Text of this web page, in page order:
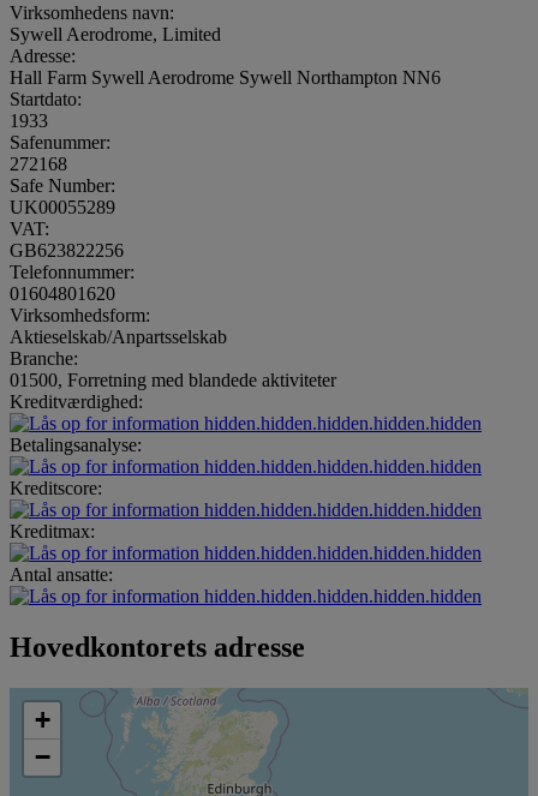
Virksomhedens navn:
Sywell Aerodrome, Limited
Adresse:
Hall Farm Sywell Aerodrome Sywell Northampton NN6
Startdato:
1933
Safenummer:
272168
Safe Number:
UK00055289
VAT:
GB623822256
Telefonnummer:
01604801620
Virksomhedsform:
Aktieselskab/Anpartsselskab
Branche:
01500, Forretning med blandede aktiviteter
Kreditværdighed:
hidden.hidden.hidden.hidden.hidden
Betalingsanalyse:
hidden.hidden.hidden.hidden.hidden
Kreditscore:
hidden.hidden.hidden.hidden.hidden
Kreditmax:
hidden.hidden.hidden.hidden.hidden
Antal ansatte:
hidden.hidden.hidden.hidden.hidden
Hovedkontorets adresse
+
−